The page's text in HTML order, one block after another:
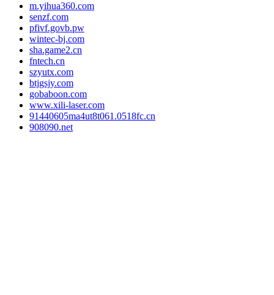
m.yihua360.com
senzf.com
pfivf.govb.pw
wintec-bj.com
sha.game2.cn
fntech.cn
szyutx.com
btjgsjy.com
gobaboon.com
www.xili-laser.com
91440605ma4ut8t061.0518fc.cn
908090.net